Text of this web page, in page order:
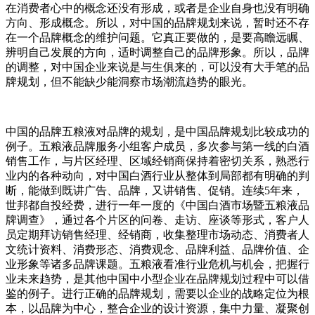
在消费者心中的概念还没有形成，或者是企业自身也没有明确
方向、形成概念。所以，对中国的品牌规划来说，暂时还不存
在一个品牌概念的维护问题。它真正要做的，是要高瞻远瞩、
辨明自己发展的方向，适时调整自己的品牌形象。所以，品牌
的调整，对中国企业来说是与生俱来的，可以没有大手笔的品
牌规划，但不能缺少能洞察市场潮流趋势的眼光。
中国的品牌五粮液对品牌的规划，是中国品牌规划比较成功的
例子。五粮液品牌服务小组客户成员，多次参与第一线的白酒
销售工作，与片区经理、区域经销商保持着密切关系，熟悉行
业内的各种动向，对中国白酒行业从整体到局部都有明确的判
断，能做到既讲广告、品牌，又讲销售、促销。连续5年来，
世邦都自投经费，进行一年一度的《中国白酒市场暨五粮液品
牌调查》，通过各个片区的问卷、走访、座谈等形式，客户人
员定期拜访销售经理、经销商，收集整理市场动态、消费者人
文统计资料、消费形态、消费观念、品牌利益、品牌价值、企
业形象等诸多品牌课题。五粮液看准行业危机与机会，把握行
业未来趋势，是其他中国中小型企业在品牌规划过程中可以借
鉴的例子。进行正确的品牌规划，需要以企业的战略定位为根
本，以品牌为中心，整合企业的设计资源，集中力量、凝聚创